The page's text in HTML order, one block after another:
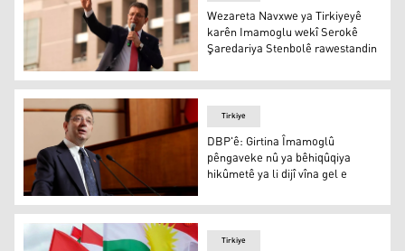
Ekrem Imamoglu
Wezareta Navxwe ya Tirkiyeyê
karên Imamoglu wekî Serokê
Şaredariya Stenbolê rawestandin
DBP'ê: Girtina Îmamoglû pêngaveke nû ya bêhiqûqiya
Tirkiye
DBP'ê: Girtina Îmamoglû
pêngaveke nû ya bêhiqûqiya
hikûmetê ya li dijî vîna gel e
Tirkiye